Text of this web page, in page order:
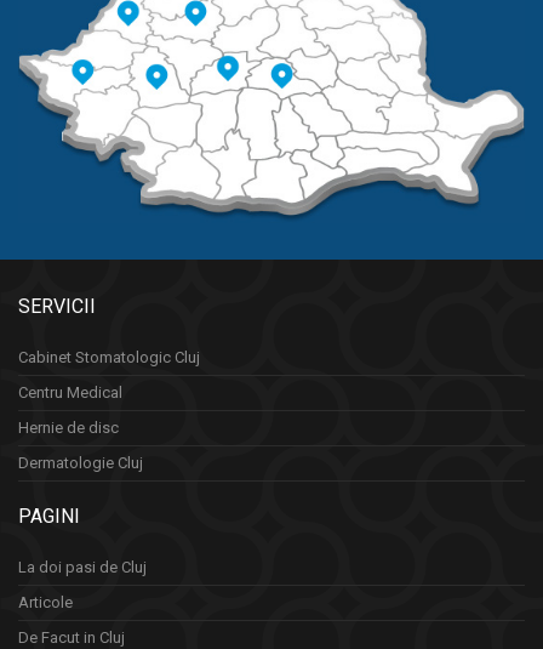
SERVICII
Cabinet Stomatologic Cluj
Centru Medical
Hernie de disc
Dermatologie Cluj
PAGINI
La doi pasi de Cluj
Articole
De Facut in Cluj